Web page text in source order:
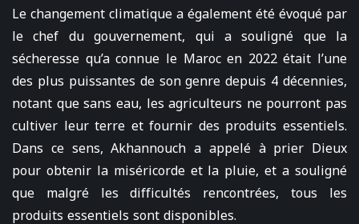
Le changement climatique a également été évoqué par
le chef du gouvernement, qui a souligné que la
sécheresse qu’a connue le Maroc en 2022 était l’une
des plus puissantes de son genre depuis 4 décennies,
notant que sans eau, les agriculteurs ne pourront pas
cultiver leur terre et fournir des produits essentiels.
Dans ce sens, Akhannouch a appelé à prier Dieux
pour obtenir la miséricorde et la pluie, et a souligné
que malgré les difficultés rencontrées, tous les
produits essentiels sont disponibles.